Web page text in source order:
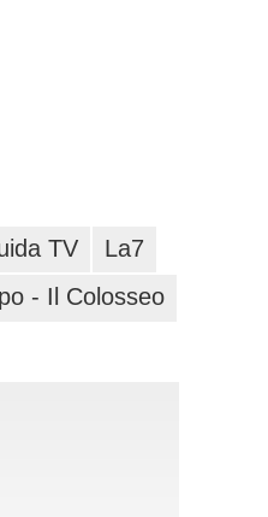
TV
La7
- Il Colosseo